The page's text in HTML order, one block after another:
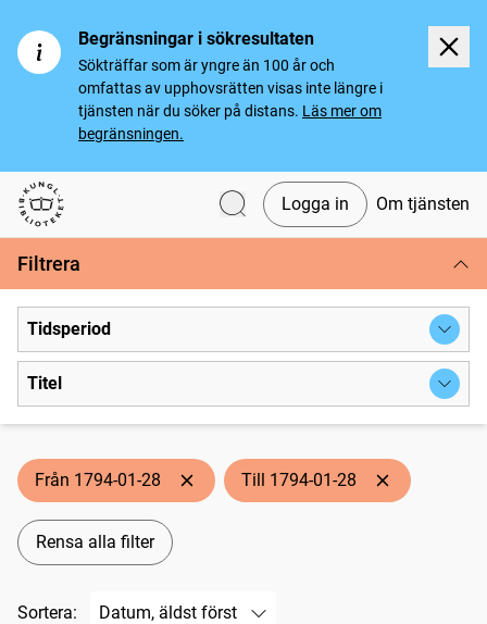
Begränsningar i sökresultaten
Sökträffar som är yngre än 100 år och
omfattas av upphovsrätten visas inte längre i
tjänsten när du söker på distans. Läs mer om
begränsningen.
Svenska tidningar
Logga in Om tjänsten
Filtrera
Tidsperiod
Titel
Från 1794-01-28 Till 1794-01-28
Rensa alla filter
Sortera: